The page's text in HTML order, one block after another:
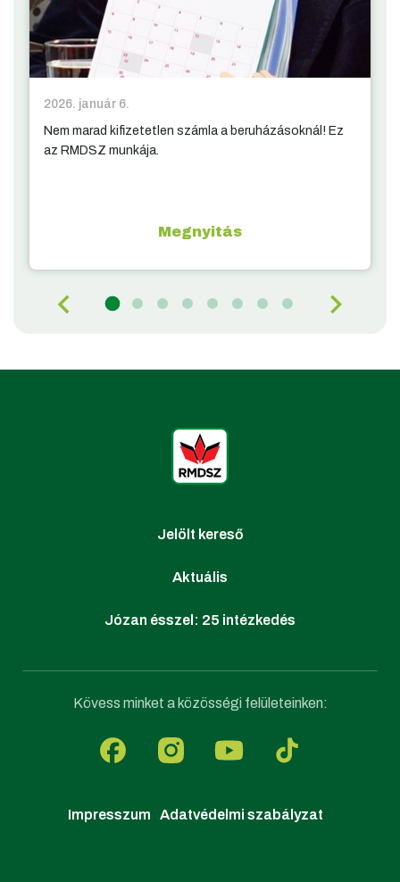
2026. január 6.
Nem marad kifizetetlen számla a beruházásoknál! Ez
az RMDSZ munkája.
Megnyitás
Jelölt kereső
Aktuális
Józan ésszel: 25 intézkedés
Kövess minket a közösségi felületeinken:
Impresszum Adatvédelmi szabályzat